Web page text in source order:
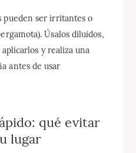
pueden ser irritantes o
Úsalos diluidos,
y realiza una
antes de usar
qué evitar
lugar